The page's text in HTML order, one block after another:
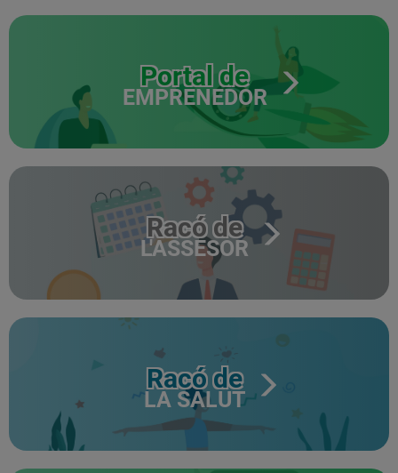
Portal de
EMPRENEDOR
Racó de
L'ASSESOR
Racó de
LA SALUT